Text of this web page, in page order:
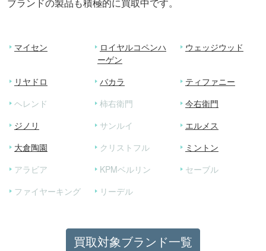
ブランドの製品も積極的に買取中です。
マイセン
ロイヤルコペンハ
ーゲン
ウェッジウッド
リヤドロ バカラ
ティファニー
ヘレンド
柿右衛門
今右衛門
ジノリ
サンルイ
エルメス
大倉陶園
クリストフル
ミントン
アラビア
KPMベルリン
セーブル
ファイヤーキング
リーデル
買取対象ブランド一覧